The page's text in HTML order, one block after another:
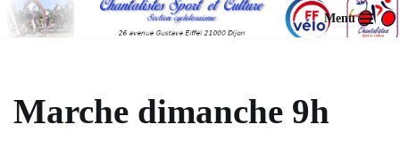
Menu
Marche dimanche 9h